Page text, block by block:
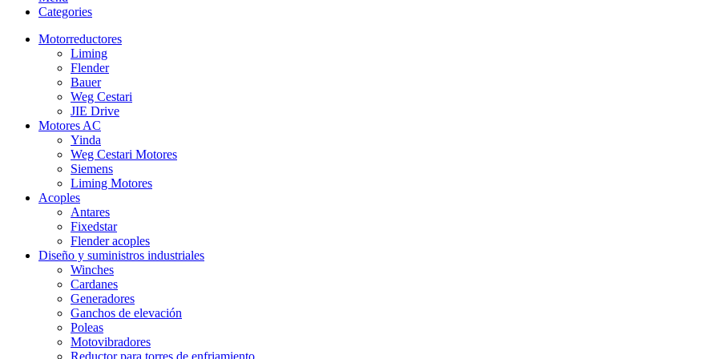
Categories
Motorreductores
Liming
Flender
Bauer
Weg Cestari
JIE Drive
Motores AC
Yinda
Weg Cestari Motores
Siemens
Liming Motores
Acoples
Antares
Fixedstar
Flender acoples
Diseño y suministros industriales
Winches
Cardanes
Generadores
Ganchos de elevación
Poleas
Motovibradores